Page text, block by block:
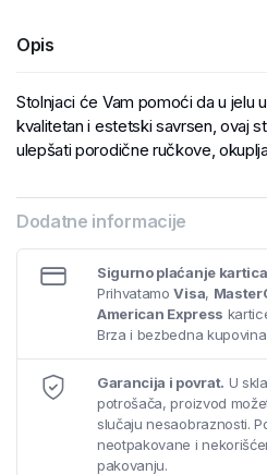
Opis
Stolnjaci će Vam pomoći da u jelu
kvalitetan i estetski savrsen, ovaj
ulepšati porodične ručkove,
Dodatne informacije
Sigurno plaćanje
PrihvatamoVisa,
American Express
Brza i bezbedna
Garancija i povrat. U
potrošača, proizvod
slučaju nesaobraznosti.
neotpakovane i
pakovanju.